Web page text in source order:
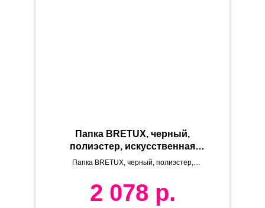
Папка BRETUX, черный,
полиэстер, искусственная
кожа
Папка BRETUX, черный, полиэстер,
2 078 р.